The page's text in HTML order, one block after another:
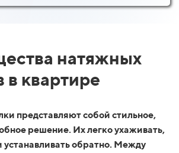
натяжных
в квартире
представляют собой стильное,
решение. Их легко ухаживать,
устанавливать обратно. Между